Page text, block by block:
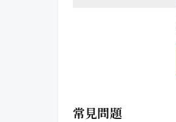
常見問題